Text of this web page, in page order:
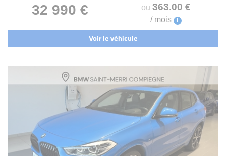
32 990 € ou 363.00 €
/ mois i
Voir le véhicule